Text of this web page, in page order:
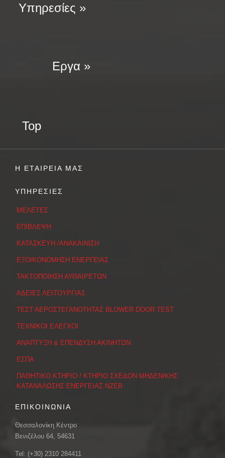
Υπηρεσίες »
Εργα »
Top
Η ΕΤΑΙΡΕΙΑ ΜΑΣ
ΥΠΗΡΕΣΙΕΣ
ΜΕΛΕΤΕΣ
ΕΠΙΒΛΕΨΗ
ΚΑΤΑΣΚΕΥΗ /ΑΝΑΚΑΙΝΙΣΗ
ΕΞΟΙΚΟΝΟΜΗΣΗ ΕΝΕΡΓΕΙΑΣ
ΤΑΚΤΟΠΟΙΗΣΗ ΑΥΘΑΙΡΕΤΩΝ
ΑΔΕΙΕΣ ΛΕΙΤΟΥΡΓΙΑΣ
ΤΕΣΤ ΑΕΡΟΣΤΕΓΑΝΟΤΗΤΑΣ BLOWER DOOR TEST
ΤΕΧΝΙΚΟΙ ΕΛΕΓΧΟΙ
ΑΝΑΠΤΥΞΗ & ΕΠΕΝΔΥΣΗ ΑΚΙΝΗΤΩΝ
ΕΣΠΑ
ΠΑΘΗΤΙΚΟ ΚΤΗΡΙΟ / ΚΤΗΡΙΟ ΣΧΕΔΟΝ ΜΗΔΕΝΙΚΗΣ
ΚΑΤΑΝΑΛΩΣΗΣ ΕΝΕΡΓΕΙΑΣ ΝΖΕΒ
ΕΠΙΚΟΙΝΩΝΙΑ
Θεσσαλονίκη Κέντρο
Βενιζέλου 64, 54631
Tel: (+30) 2310 284411